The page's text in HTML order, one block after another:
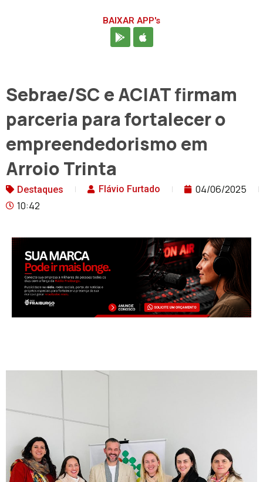
BAIXAR APP's
Sebrae/SC e ACIAT firmam
parceria para fortalecer o
empreendedorismo em
Arroio Trinta
Destaques Flávio Furtado
04/06/2025
10:42